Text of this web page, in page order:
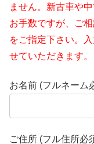
ません。新古車や
お手数ですが、ご
をご指定下さい。
せていただきます。
お名前 (フルネーム
ご住所 (フル住所必